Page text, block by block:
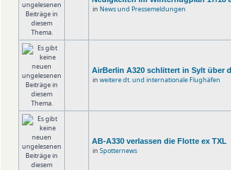
in News und Pressemeldungen
AirBerlin A320 schlittert in Sylt über
in weitere dt. und internationale Flughäfen
AB-A330 verlassen die Flotte ex TXL
in Spotternews